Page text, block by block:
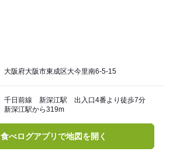
大阪府大阪市東成区大今里南6-5-15
千日前線 新深江駅 出入口4番より徒歩7分
新深江駅から319m
食べログアプリで地図を開く